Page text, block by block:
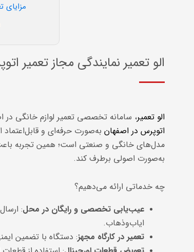
مزایای
الو تعمیر نمایندگی مجاز تعمیر
الو تعمیر، سامانه تخصصی تعمیر لوازم خانگی در
اتوپرس در اصفهان به‌صورت حرفه‌ای و
مدل‌های خانگی و صنعتی است؛ همین تجربه
به‌صورت اصولی برطرف کند.
چه خدماتی ارائه می‌دهیم؟
عیب‌یابی تخصصی و رایگان در محل:
ایاب‌وذهاب.
تعمیر در کارگاه مجهز: دستگاه با تضمین